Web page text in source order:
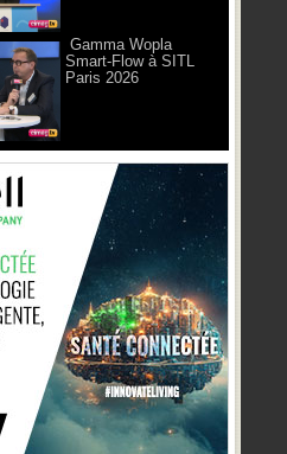
Gamma Wopla
Smart-Flow à SITL
Paris 2026